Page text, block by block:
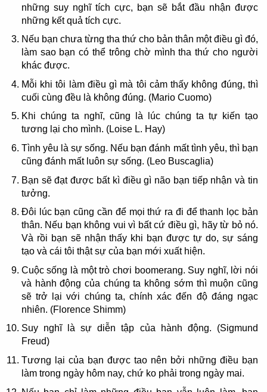
những suy nghĩ tích cực, bạn sẽ bắt đầu nhận được
những kết quả tích cực.
Nếu bạn chưa từng tha thứ cho bản thân một điều gì đó,
làm sao bạn có thể trông chờ mình tha thứ cho người
khác được.
Mỗi khi tôi làm điều gì mà tôi cảm thấy không đúng, thì
cuối cùng đều là không đúng. (Mario Cuomo)
Khi chúng ta nghĩ, cũng là lúc chúng ta tự kiến tạo
tương lại cho mình. (Loise L. Hay)
Tình yêu là sự sống. Nếu bạn đánh mất tình yêu, thì bạn
cũng đánh mất luôn sự sống. (Leo Buscaglia)
Bạn sẽ đạt được bất kì điều gì não bạn tiếp nhận và tin
tưởng.
Đôi lúc bạn cũng cần để mọi thứ ra đi để thanh lọc bản
thân. Nếu bạn không vui vì bất cứ điều gì, hãy từ bỏ nó.
Và rồi bạn sẽ nhận thấy khi bạn được tự do, sự sáng
tạo và cái tôi thật sự của bạn mới xuất hiện.
Cuộc sống là một trò chơi boomerang. Suy nghĩ, lời nói
và hành động của chúng ta không sớm thì muộn cũng
sẽ trở lại với chúng ta, chính xác đến độ đáng ngạc
nhiên. (Florence Shimm)
Suy nghĩ là sự diễn tập của hành động. (Sigmund
Freud)
Tương lại của bạn được tao nên bởi những điều bạn
làm trong ngày hôm nay, chứ ko phải trong ngày mai.